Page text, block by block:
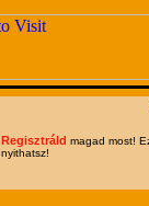
Regisztráld magad most!
nyithatsz!